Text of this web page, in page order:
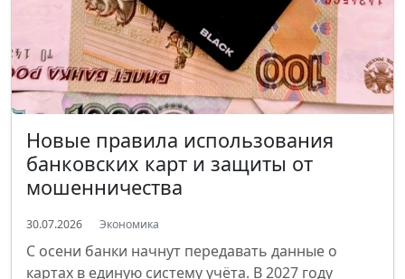
Новые правила использования
банковских карт и защиты от
мошенничества
30.07.2026 Экономика
С осени банки начнут передавать данные о
картах в единую систему учёта. В 2027 году